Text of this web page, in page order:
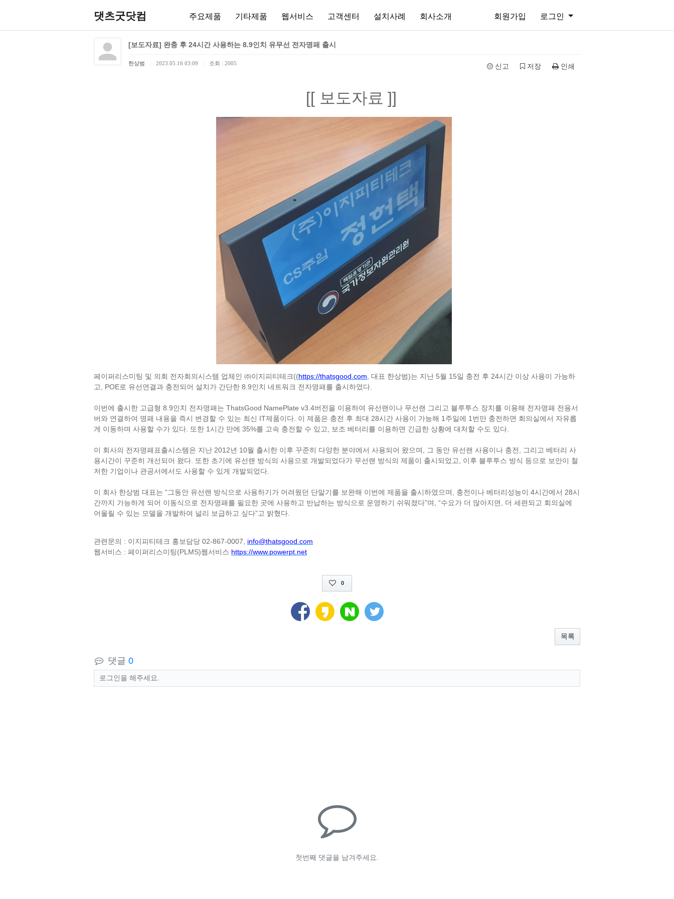
댓츠굿닷컴 주요제품 기타제품 웹서비스 고객센터 설치사례 회사소개 회원가입 로그인
[보도자료] 완충 후 24시간 사용하는 8.9인치 유무선 전자명패 출시
한상범 2023.05.16 03:09 조회 : 2005 신고 저장 인쇄
[[ 보도자료 ]]
페이퍼리스미팅 및 의회 전자회의시스템 업체인 ㈜이지피티테크 ((https://thatsgood.com 대표 한상범)는 지난 5월 15일 충전 후 24시간 이상 사용이 가능하
고
, POE로 유선연결과 충전되어 설치가 간단한 8.9인치 네트워크 전자명패를 출시하였다
이번에 출시한 고급형 8.9인치 전자명패는 ThatsGood NamePlate v3.4버전을 이용하여 유선랜이나 무선랜 그리고 블루투스 장치를 이용해 전자명패 전용서
버와 연결하여 명패 내용을 즉시 변경할 수 있는 최신 IT제품이다 이 제품은 충전 후 최대 28시간 사용이 가능해 1 주일에 1 번만 충전하면 회의실에서 자유롭
게 이동하며 사용할 수가 있다
또한 1 시간 만에 35%를 고속 충전할 수 있고 보조 베터리를 이용하면 긴급한 상황에 대처할 수도 있다
이 회사의 전자명패표출시스템은 지난 2012년 10월 출시한 이후 꾸준히 다양한 분야에서 사용되어 왔으며 그 동안 유선랜 사용이나 충전
그리고 베터리 사
용시간이 꾸준히 개선되어 왔다
또한 초기에 유선랜 방식의 사용으로 개발되었다가 무선랜 방식의 제품이 출시되었고
이후 블루투스 방식 등으로 보안이 철
저한 기업이나 관공서에서도 사용할 수 있게 개발되었다
이 회사 한상범 대표는 “ 그동안 유선랜 방식으로 사용하기가 어려웠던 단말기를 보완해 이번에 제품을 출시하였으며 충전이나 베터리성능이 4시간에서 28시
간까지 가능하게 되어 이동식으로 전자명패를 필요한 곳에 사용하고 반납하는 방식으로 운영하기 쉬워졌다”며 , “수요가 더 많아지면
더 세련되고 회의실에
어울릴 수 있는 모델을 개발하여 널리 보급하고 싶다”고 밝혔다
관련문의 : 이지피티테크 홍보담당 02-867-0007, info@thatsgood.com
웹서비스 : 페이퍼리스미팅 (PLMS)웹서비스 https://www.powerpt.net
0
목록
댓글 0
첫번째 댓글을 남겨주세요.